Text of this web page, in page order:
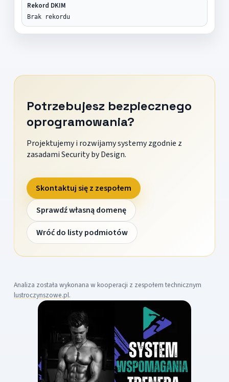
Rekord DKIM
Brak rekordu
Potrzebujesz bezpiecznego
oprogramowania?
Projektujemy i rozwijamy systemy zgodnie z
zasadami Security by Design.
Skontaktuj się z zespołem
Sprawdź własną domenę
Wróć do listy podmiotów
Analiza została wykonana w kooperacji z zespołem technicznym
lustroczynszowe.pl.